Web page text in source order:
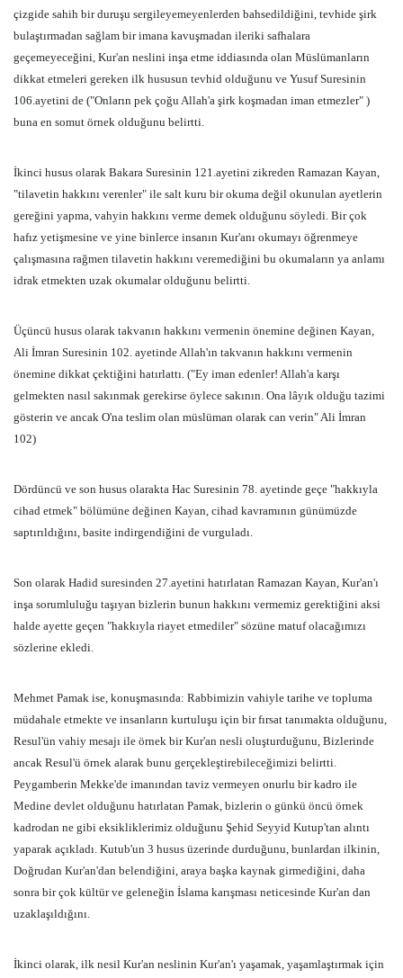
çizgide sahih bir duruşu sergileyemeyenlerden bahsedildiğini, tevhide şirk
bulaştırmadan sağlam bir imana kavuşmadan ileriki safhalara
geçemeyeceğini, Kur'an neslini inşa etme iddiasında olan Müslümanların
dikkat etmeleri gereken ilk hususun tevhid olduğunu ve Yusuf Suresinin
106.ayetini de ("Onların pek çoğu Allah'a şirk koşmadan iman etmezler" )
buna en somut örnek olduğunu belirtti.
İkinci husus olarak Bakara Suresinin 121.ayetini zikreden Ramazan Kayan,
"tilavetin hakkını verenler" ile salt kuru bir okuma değil okunulan ayetlerin
gereğini yapma, vahyin hakkını verme demek olduğunu söyledi. Bir çok
hafız yetişmesine ve yine binlerce insanın Kur'anı okumayı öğrenmeye
çalışmasına rağmen tilavetin hakkını veremediğini bu okumaların ya anlamı
idrak etmekten uzak okumalar olduğunu belirtti.
Üçüncü husus olarak takvanın hakkını vermenin önemine değinen Kayan,
Ali İmran Suresinin 102. ayetinde Allah'ın takvanın hakkını vermenin
önemine dikkat çektiğini hatırlattı. ("Ey iman edenler! Allah'a karşı
gelmekten nasıl sakınmak gerekirse öylece sakının. Ona lâyık olduğu tazimi
gösterin ve ancak O'na teslim olan müslüman olarak can verin" Ali İmran
102)
Dördüncü ve son husus olarakta Hac Suresinin 78. ayetinde geçe "hakkıyla
cihad etmek" bölümüne değinen Kayan, cihad kavramının günümüzde
saptırıldığını, basite indirgendiğini de vurguladı.
Son olarak Hadid suresinden 27.ayetini hatırlatan Ramazan Kayan, Kur'an'ı
inşa sorumluluğu taşıyan bizlerin bunun hakkını vermemiz gerektiğini aksi
halde ayette geçen "hakkıyla riayet etmediler" sözüne matuf olacağımızı
sözlerine ekledi.
Mehmet Pamak ise, konuşmasında: Rabbimizin vahiyle tarihe ve topluma
müdahale etmekte ve insanların kurtuluşu için bir fırsat tanımakta olduğunu,
Resul'ün vahiy mesajı ile örnek bir Kur'an nesli oluşturduğunu, Bizlerinde
ancak Resul'ü örnek alarak bunu gerçekleştirebileceğimizi belirtti.
Peygamberin Mekke'de imanından taviz vermeyen onurlu bir kadro ile
Medine devlet olduğunu hatırlatan Pamak, bizlerin o günkü öncü örnek
kadrodan ne gibi eksikliklerimiz olduğunu Şehid Seyyid Kutup'tan alıntı
yaparak açıkladı. Kutub'un 3 husus üzerinde durduğunu, bunlardan ilkinin,
Doğrudan Kur'an'dan belendiğini, araya başka kaynak girmediğini, daha
sonra bir çok kültür ve geleneğin İslama karışması neticesinde Kur'an dan
uzaklaşıldığını.
İkinci olarak, ilk nesil Kur'an neslinin Kur'an'ı yaşamak, yaşamlaştırmak için